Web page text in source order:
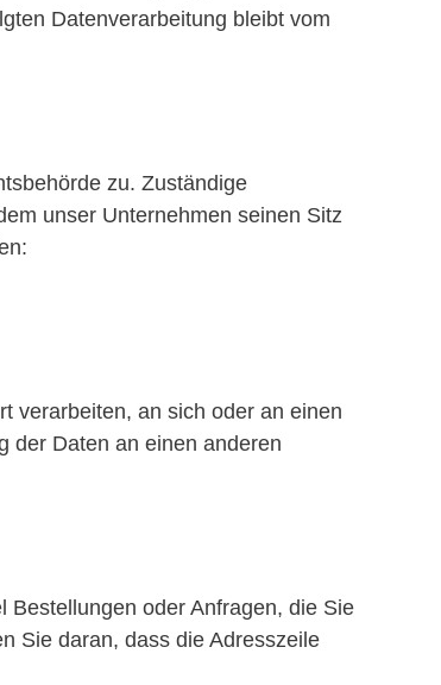
Datenverarbeitung bleibt vom
zu. Zuständige
unser Unternehmen seinen Sitz
verarbeiten, an sich oder an einen
der Daten an einen anderen
oder Anfragen, die Sie
Sie daran, dass die Adresszeile